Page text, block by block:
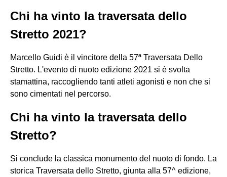
Chi ha vinto la traversata dello
Stretto 2021?
Marcello Guidi è il vincitore della 57ª Traversata Dello
Stretto. L'evento di nuoto edizione 2021 si è svolta
stamattina, raccogliendo tanti atleti agonisti e non che si
sono cimentati nel percorso.
Chi ha vinto la traversata dello
Stretto?
Si conclude la classica monumento del nuoto di fondo. La
storica Traversata dello Stretto, giunta alla 57^ edizione,